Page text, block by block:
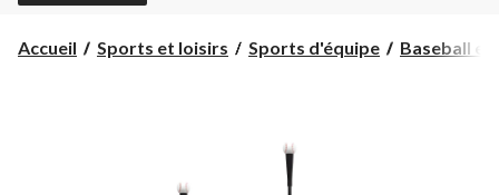
Accueil Sports et loisirs Sports d'équipe Baseball et